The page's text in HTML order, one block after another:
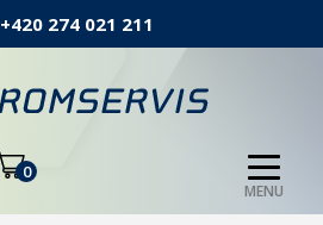
+420 274 021 211
0
MENU